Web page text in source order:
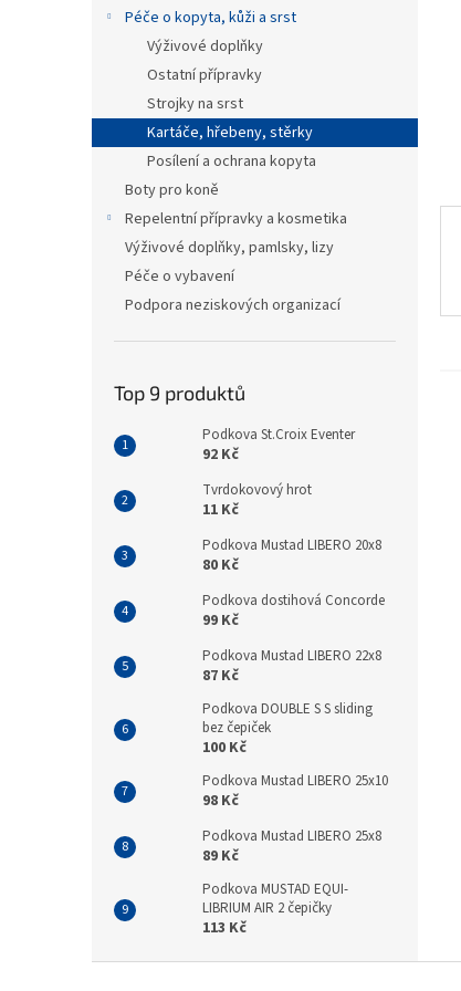
Péče o kopyta, kůži a srst
Výživové doplňky
Ostatní přípravky
Strojky na srst
Kartáče, hřebeny, stěrky
Posílení a ochrana kopyta
Boty pro koně
Repelentní přípravky a kosmetika
Výživové doplňky, pamlsky, lizy
Péče o vybavení
Podpora neziskových organizací
Top 9 produktů
Podkova St.Croix Eventer
92 Kč
Tvrdokovový hrot
11 Kč
Podkova Mustad LIBERO 20x8
80 Kč
Podkova dostihová Concorde
99 Kč
Podkova Mustad LIBERO 22x8
87 Kč
Podkova DOUBLE S S sliding
bez čepiček
100 Kč
Podkova Mustad LIBERO 25x10
98 Kč
Podkova Mustad LIBERO 25x8
89 Kč
Podkova MUSTAD EQUI-
LIBRIUM AIR 2 čepičky
113 Kč